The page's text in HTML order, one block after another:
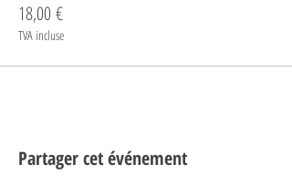
18,00 €
TVA incluse
Partager cet événement